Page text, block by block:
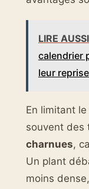
LIRE AUSSI
calendrier
leur reprise
En limitant
souvent des
charnues,
Un plant
moins